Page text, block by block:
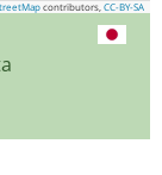
contributors, CC-BY-SA